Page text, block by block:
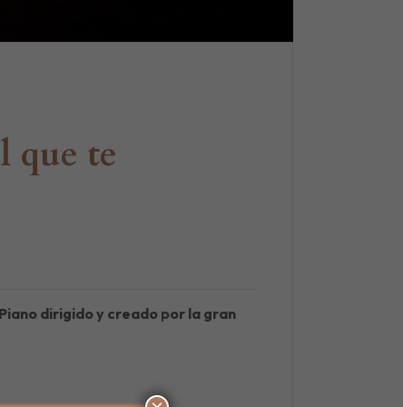
que te
dirigido y creado por la gran